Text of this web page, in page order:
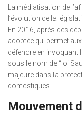
La médiatisation de
l’évolution de la
En 2016, après des
adoptée qui permet
défendre en invoquant
sous le nom de “loi
majeure dans la
domestiques.
Mouvement